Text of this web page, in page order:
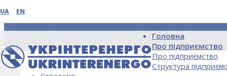
UA EN
Головна
Про підприємство
Про підприємство
Структура